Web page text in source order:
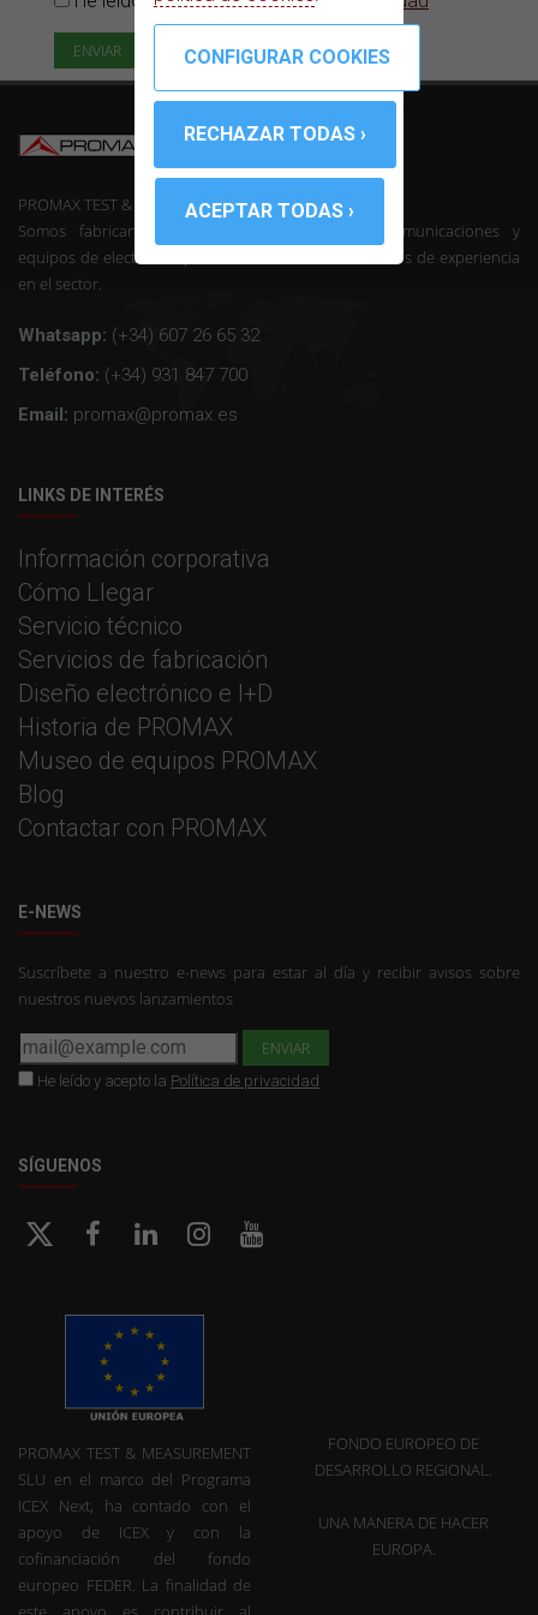
PROMAX TEST & MEASUREMENT, SLU ©
Somos fabricantes de instrumentación de telecomunicaciones y
equipos de electrónica profesional con mas de 50 años de experiencia
en el sector.
Whatsapp: (+34) 607 26 65 32
Teléfono: (+34) 931 847 700
Email: promax@promax.es
LINKS DE INTERÉS
Información corporativa
Cómo Llegar
Servicio técnico
Servicios de fabricación
Diseño electrónico e I+D
Historia de PROMAX
Museo de equipos PROMAX
Blog
Contactar con PROMAX
E-NEWS
Suscríbete a nuestro e-news para estar al día y recibir avisos sobre
nuestros nuevos lanzamientos
He leído y acepto la Política de privacidad
SÍGUENOS
PROMAX TEST & MEASUREMENT
SLU en el marco del Programa
ICEX Next, ha contado con el
apoyo de ICEX y con la
cofinanciación del fondo
europeo FEDER. La finalidad de
FONDO EUROPEO DE
DESARROLLO REGIONAL.
UNA MANERA DE HACER
EUROPA.